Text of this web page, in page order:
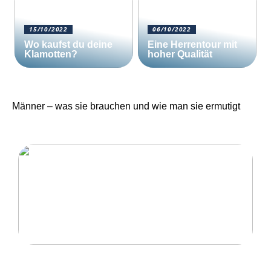
15/10/2022
Wo kaufst du deine
Klamotten?
06/10/2022
Eine Herrentour mit
hoher Qualität
Männer – was sie brauchen und wie man sie ermutigt